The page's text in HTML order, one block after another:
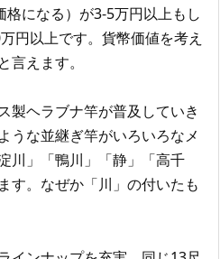
になる）が3-5万円以上もし
円以上です。貨幣価値を考え
えます。
製ヘラブナ竿が普及していき
うな並継ぎ竿がいろいろなメ
川」「鴨川」「静」「高千
す。なぜか「川」の付いたも